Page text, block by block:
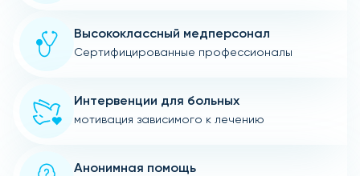
Высококлассный медперсонал
Сертифицированные профессионалы
Интервенции для больных
мотивация зависимого к лечению
Анонимная помощь